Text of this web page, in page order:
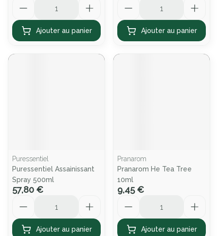
Ajouter au panier Ajouter au panier
Puressentiel
Puressentiel Assainissant
Spray 500ml
57,80 €
Ajouter au panier
Pranarom
Pranarom He Tea Tree
10ml
9,45 €
Ajouter au panier